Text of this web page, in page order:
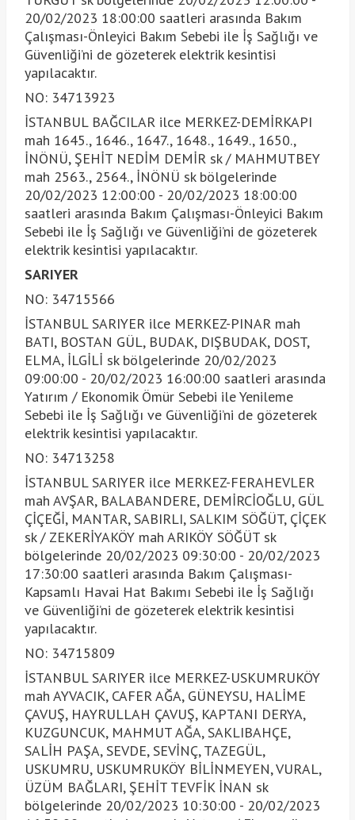
20/02/2023 18:00:00 saatleri arasında Bakım
Çalışması-Önleyici Bakım Sebebi ile İş Sağlığı ve
Güvenliği’ni de gözeterek elektrik kesintisi
yapılacaktır.
NO: 34713923
İSTANBUL BAĞCILAR ilce MERKEZ-DEMİRKAPI
mah 1645., 1646., 1647., 1648., 1649., 1650.,
İNÖNÜ, ŞEHİT NEDİM DEMİR sk / MAHMUTBEY
mah 2563., 2564., İNÖNÜ sk bölgelerinde
20/02/2023 12:00:00 - 20/02/2023 18:00:00
saatleri arasında Bakım Çalışması-Önleyici Bakım
Sebebi ile İş Sağlığı ve Güvenliği’ni de gözeterek
elektrik kesintisi yapılacaktır.
SARIYER
NO: 34715566
İSTANBUL SARIYER ilce MERKEZ-PINAR mah
BATI, BOSTAN GÜL, BUDAK, DIŞBUDAK, DOST,
ELMA, İLGİLİ sk bölgelerinde 20/02/2023
09:00:00 - 20/02/2023 16:00:00 saatleri arasında
Yatırım / Ekonomik Ömür Sebebi ile Yenileme
Sebebi ile İş Sağlığı ve Güvenliği’ni de gözeterek
elektrik kesintisi yapılacaktır.
NO: 34713258
İSTANBUL SARIYER ilce MERKEZ-FERAHEVLER
mah AVŞAR, BALABANDERE, DEMİRCİOĞLU, GÜL
ÇİÇEĞİ, MANTAR, SABIRLI, SALKIM SÖĞÜT, ÇİÇEK
sk / ZEKERİYAKÖY mah ARIKÖY SÖĞÜT sk
bölgelerinde 20/02/2023 09:30:00 - 20/02/2023
17:30:00 saatleri arasında Bakım Çalışması-
Kapsamlı Havai Hat Bakımı Sebebi ile İş Sağlığı
ve Güvenliği’ni de gözeterek elektrik kesintisi
yapılacaktır.
NO: 34715809
İSTANBUL SARIYER ilce MERKEZ-USKUMRUKÖY
mah AYVACIK, CAFER AĞA, GÜNEYSU, HALİME
ÇAVUŞ, HAYRULLAH ÇAVUŞ, KAPTANI DERYA,
KUZGUNCUK, MAHMUT AĞA, SAKLIBAHÇE,
SALİH PAŞA, SEVDE, SEVİNÇ, TAZEGÜL,
USKUMRU, USKUMRUKÖY BİLİNMEYEN, VURAL,
ÜZÜM BAĞLARI, ŞEHİT TEVFİK İNAN sk
bölgelerinde 20/02/2023 10:30:00 - 20/02/2023